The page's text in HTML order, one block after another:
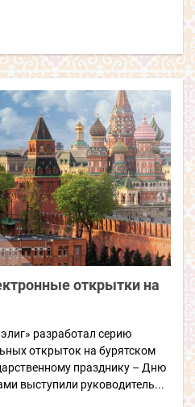
открытки на
разработал серию
открыток на бурятском
празднику – Дню
выступили руководитель...